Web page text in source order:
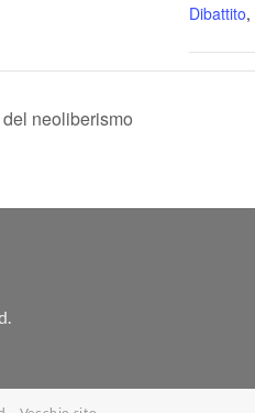
Dibattito,
neoliberismo